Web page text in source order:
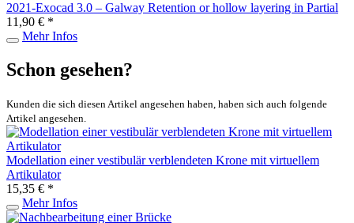
2021-Exocad 3.0 – Galway Retention or hollow layering in Partial
11,90 € *
Mehr Infos
Schon gesehen?
Kunden die sich diesen Artikel angesehen haben, haben sich auch folgende
Artikel angesehen.
Modellation einer vestibulär verblendeten Krone mit virtuellem
Artikulator
15,35 € *
Mehr Infos